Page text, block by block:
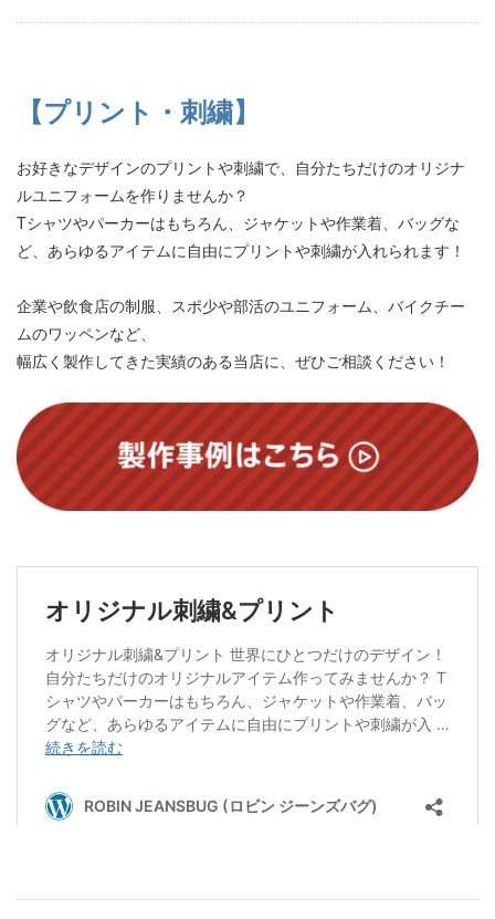
【プリント・刺繍】
お好きなデザインのプリントや刺繍で、自分たちだけのオリジナ
ルユニフォームを作りませんか？
Tシャツやパーカーはもちろん、ジャケットや作業着、バッグな
ど、あらゆるアイテムに自由にプリントや刺繍が入れられます！
企業や飲食店の制服、スポ少や部活のユニフォーム、バイクチー
ムのワッペンなど、
幅広く製作してきた実績のある当店に、ぜひご相談ください！